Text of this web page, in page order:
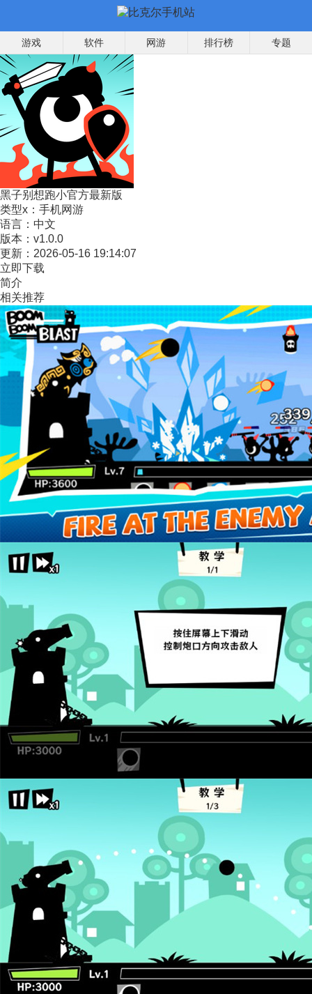
游戏 软件 网游 排行榜 专题
黑子别想跑小官方最新版
类型x： 手机网游
语言： 中文
版本： v1.0.0
更新： 2026-05-16 19:14:07
立即下载
简介
相关推荐